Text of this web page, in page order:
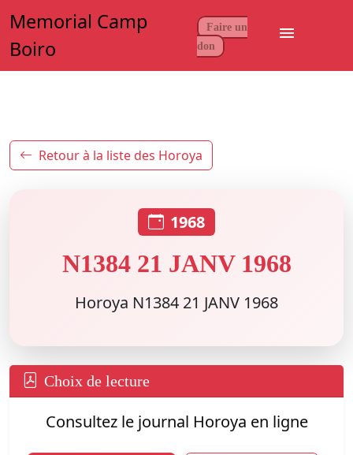
Memorial Camp
Boiro
Faire un
don
menu
Retour à la liste des Horoya
1968
N1384 21 JANV 1968
Horoya N1384 21 JANV 1968
Choix de lecture
Consultez le journal Horoya en ligne